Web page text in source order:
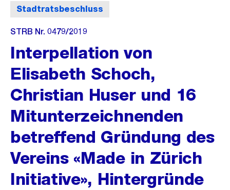
Stadtratsbeschluss
STRB Nr. 0479/2019
Interpellation von
Elisabeth Schoch,
Christian Huser und 16
Mitunterzeichnenden
betreffend Gründung des
Vereins «Made in Zürich
Initiative», Hintergründe